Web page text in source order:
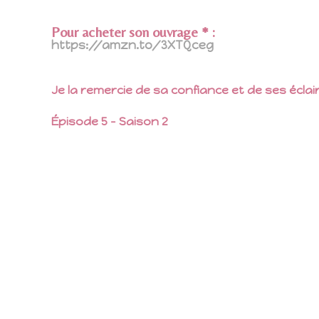
Pour acheter son ouvrage * :
https://amzn.to/3XTQceg
Je la remercie de sa confiance et de ses
Épisode 5 – Saison 2